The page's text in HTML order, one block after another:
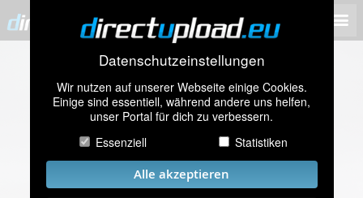
Datenschutzeinstellungen
Wir nutzen auf unserer Webseite einige Cookies.
Einige sind essentiell, während andere uns helfen,
unser Portal für dich zu verbessern.
Essenziell
Statistiken
Alle akzeptieren